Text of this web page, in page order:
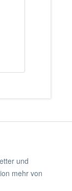
und
mehr von